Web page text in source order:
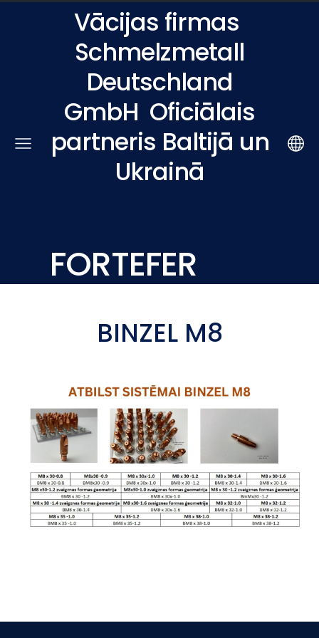
Vācijas firmas
Schmelzmetall
Deutschland
GmbH Oficiālais
partneris Baltijā un
Ukrainā
FORTEFER
BINZEL M8